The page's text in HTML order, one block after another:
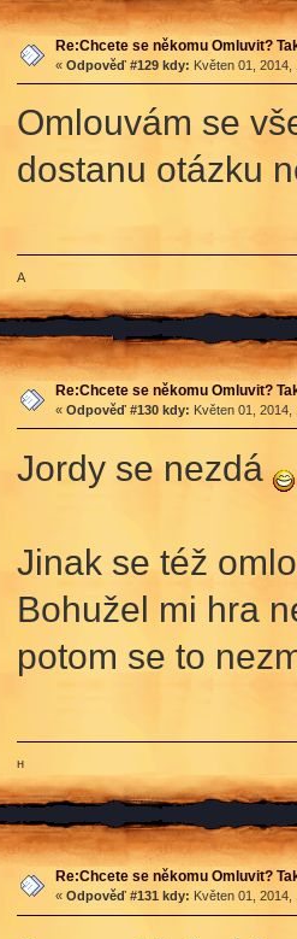
Re:Chcete se někomu Omluvit?
« Odpověď #129 kdy: Květen 01, 2014,
Omlouvám se
dostanu otázku
A
Re:Chcete se někomu Omluvit?
« Odpověď #130 kdy: Květen 01, 2014,
Jordy se nezdá
Jinak se též
Bohužel mi hra
potom se to
ʜ
Re:Chcete se někomu Omluvit?
« Odpověď #131 kdy: Květen 01, 2014,